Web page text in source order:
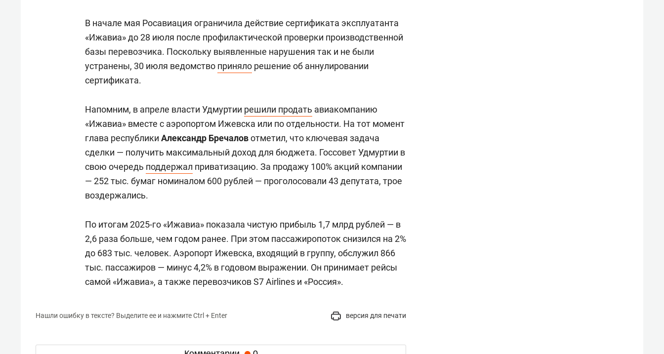
В начале мая Росавиация ограничила действие сертификата эксплуатанта
«Ижавиа» до 28 июля после профилактической проверки производственной
базы перевозчика. Поскольку выявленные нарушения так и не были
устранены, 30 июля ведомство приняло решение об аннулировании
сертификата.
Напомним, в апреле власти Удмуртии решили продать авиакомпанию
«Ижавиа» вместе с аэропортом Ижевска или по отдельности. На тот момент
глава республики Александр Бречаловотметил, что ключевая задача
сделки — получить максимальный доход для бюджета. Госсовет Удмуртии в
свою очередь поддержал приватизацию. За продажу 100% акций компании
— 252 тыс. бумаг номиналом 600 рублей — проголосовали 43 депутата, трое
воздержались.
По итогам 2025-го «Ижавиа» показала чистую прибыль 1,7 млрд рублей — в
2,6 раза больше, чем годом ранее. При этом пассажиропоток снизился на 2%
до 683 тыс. человек. Аэропорт Ижевска, входящий в группу, обслужил 866
тыс. пассажиров — минус 4,2% в годовом выражении. Он принимает рейсы
самой «Ижавиа», а также перевозчиков S7 Airlines и «Россия».
Нашли ошибку в тексте? Выделите ее и нажмите Ctrl + Enter версия для печати